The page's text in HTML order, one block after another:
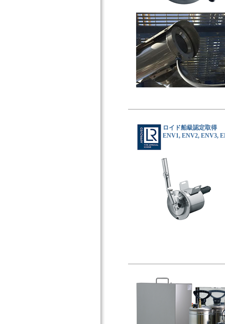
ロイド船級認定取得
ENV1, ENV2, ENV3,